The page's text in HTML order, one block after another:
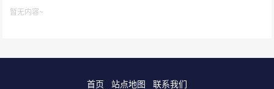
暂无内容~
首页 站点地图 联系我们